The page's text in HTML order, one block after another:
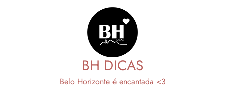
BH DICAS
Belo Horizonte é encantada <3